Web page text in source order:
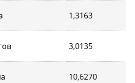
1,3163
3,0135
10,6270